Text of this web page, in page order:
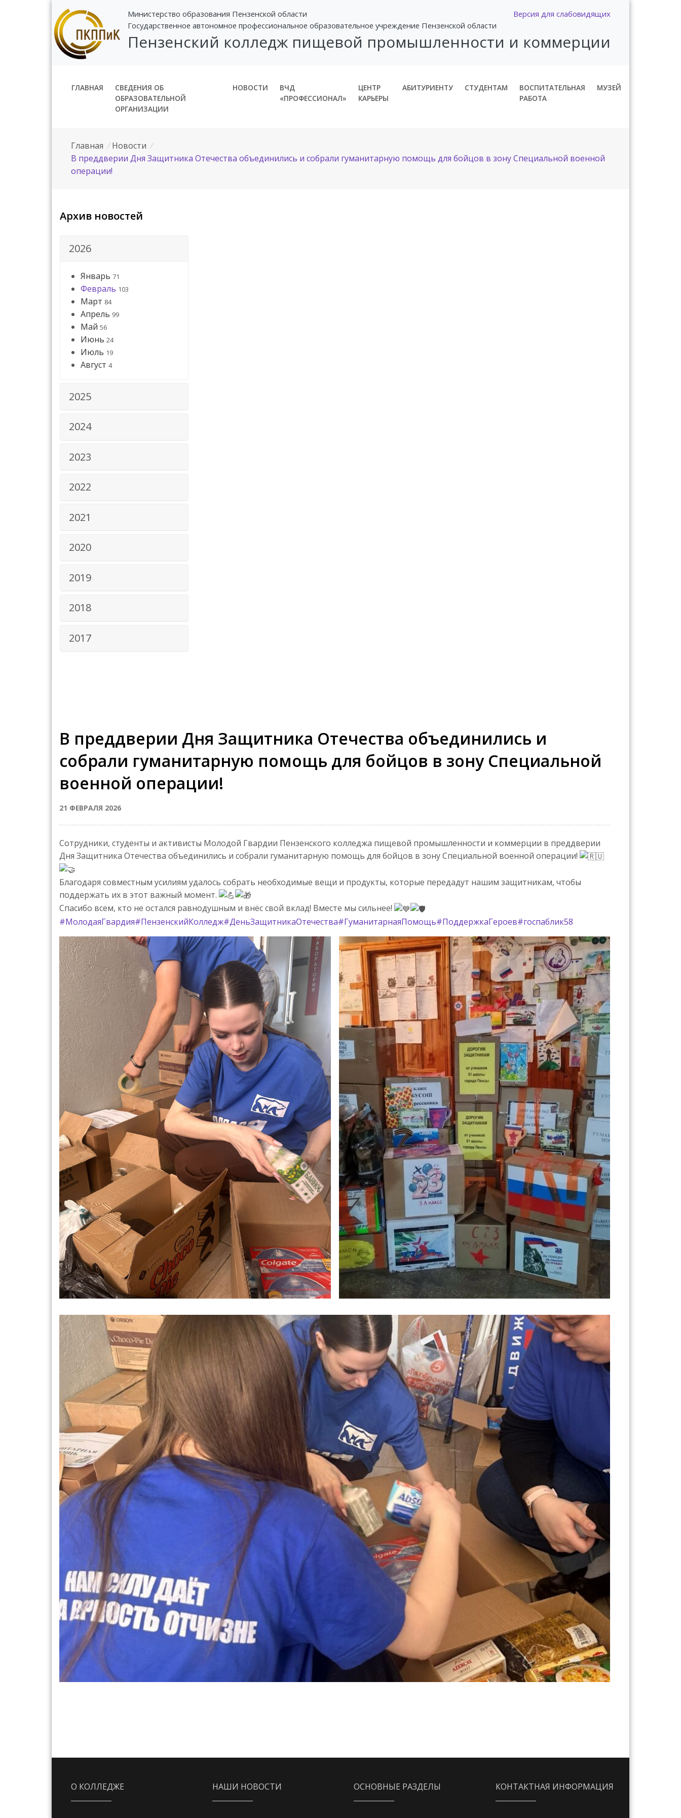
Версия для слабовидящих
Министерство образования Пензенской области
Государственное автономное профессиональное образовательное учреждение Пензенской области
Пензенский колледж пищевой промышленности и коммерции
ГЛАВНАЯ
СВЕДЕНИЯ ОБ
ОБРАЗОВАТЕЛЬНОЙ
ОРГАНИЗАЦИИ
НОВОСТИ
ВЧД
«ПРОФЕССИОНАЛ»
ЦЕНТР
КАРЬЕРЫ
АБИТУРИЕНТУ СТУДЕНТАМ
ВОСПИТАТЕЛЬНАЯ
РАБОТА
МУЗЕЙ
Главная / Новости /
В преддверии Дня Защитника Отечества объединились и собрали гуманитарную помощь для бойцов в зону Специальной военной
операции!
Архив новостей
2026
Январь 71
Февраль 103
Март 84
Апрель 99
Май 56
Июнь 24
Июль 19
Август 4
2025
2024
2023
2022
2021
2020
2019
2018
2017
В преддверии Дня Защитника Отечества объединились и
собрали гуманитарную помощь для бойцов в зону Специальной
военной операции!
21 ФЕВРАЛЯ 2026
Сотрудники, студенты и активисты Молодой Гвардии Пензенского колледжа пищевой промышленности и коммерции в преддверии
Дня Защитника Отечества объединились и собрали гуманитарную помощь для бойцов в зону Специальной военной операции!
Благодаря совместным усилиям удалось собрать необходимые вещи и продукты, которые передадут нашим защитникам, чтобы
поддержать их в этот важный момент.
Спасибо всем, кто не остался равнодушным и внёс свой вклад! Вместе мы сильнее!
#МолодаяГвардия#ПензенскийКолледж#ДеньЗащитникаОтечества#ГуманитарнаяПомощь#ПоддержкаГероев#госпаблик58
О КОЛЛЕДЖЕ НАШИ НОВОСТИ ОСНОВНЫЕ РАЗДЕЛЫ КОНТАКТНАЯ ИНФОРМАЦИЯ